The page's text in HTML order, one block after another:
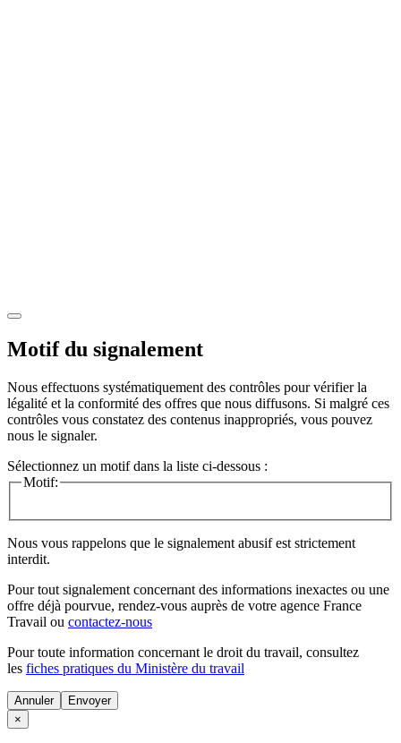
Motif du signalement
Nous effectuons systématiquement des contrôles pour vérifier la
légalité et la conformité des offres que nous diffusons. Si malgré ces
contrôles vous constatez des contenus inappropriés, vous pouvez
nous le signaler.
Sélectionnez un motif dans la liste ci-dessous :
Motif:
Nous vous rappelons que le signalement abusif est strictement
interdit.
Pour tout signalement concernant des informations inexactes ou une
offre déjà pourvue, rendez-vous auprès de votre agence France
Travail ou contactez-nous
Pour toute information concernant le droit du travail, consultez
les fiches pratiques du Ministère du travail
Annuler
×